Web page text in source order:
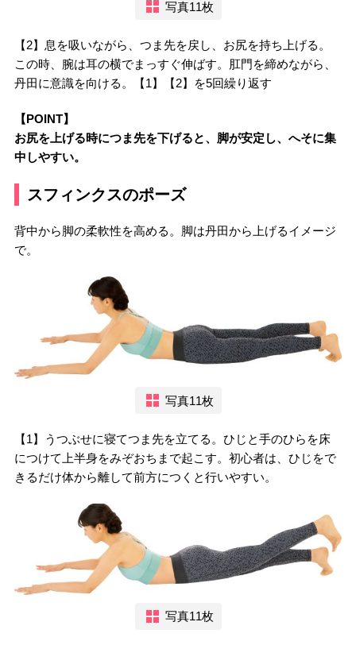
写真11枚
【2】息を吸いながら、つま先を戻し、お尻を持ち上げる。
この時、腕は耳の横でまっすぐ伸ばす。肛門を締めながら、
丹田に意識を向ける。【1】【2】を5回繰り返す
【POINT】
お尻を上げる時につま先を下げると、脚が安定し、へそに集
中しやすい。
スフィンクスのポーズ
背中から脚の柔軟性を高める。脚は丹田から上げるイメージ
で。
写真11枚
【1】うつぶせに寝てつま先を立てる。ひじと手のひらを床
につけて上半身をみぞおちまで起こす。初心者は、ひじをで
きるだけ体から離して前方につくと行いやすい。
写真11枚